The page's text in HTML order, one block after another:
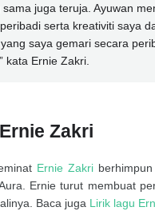
juga teruja. Ayuwan
serta kreativiti saya
saya gemari secara
kata Ernie Zakri.
Zakri
Ernie Zakriberhimpun
Ernie turut membuat
Baca juga Lirik lagu